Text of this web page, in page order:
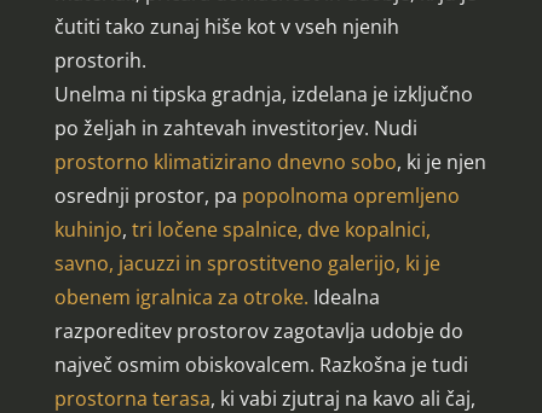
čutiti tako zunaj hiše kot v vseh njenih
prostorih.
Unelma ni tipska gradnja, izdelana je izključno
po željah in zahtevah investitorjev. Nudi
prostorno klimatizirano dnevno sobo, ki je njen
osrednji prostor, pa popolnoma opremljeno
kuhinjo, tri ločene spalnice, dve kopalnici,
savno, jacuzzi in sprostitveno galerijo, ki je
obenem igralnica za otroke. Idealna
razporeditev prostorov zagotavlja udobje do
največ osmim obiskovalcem. Razkošna je tudi
prostorna terasa, ki vabi zjutraj na kavo ali čaj,